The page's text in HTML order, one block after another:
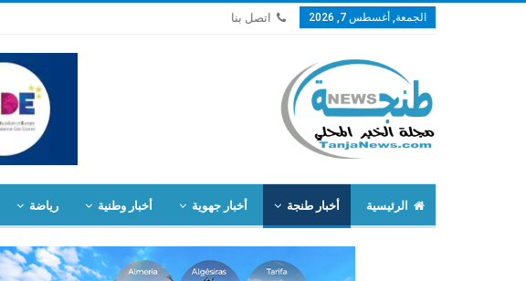
الجمعة, أغسطس 7, 2026 اتصل بنا
الرئيسية أخبار طنجة أخبار جهوية أخبار وطنية رياضة